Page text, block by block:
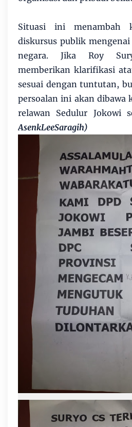
Situasi ini menambah
diskursus publik
negara. Jika Roy
memberikan klarifikasi
sesuai dengan tuntutan,
persoalan ini akan dibawa
relawan Sedulur Jokowi
AsenkLeeSaragih)